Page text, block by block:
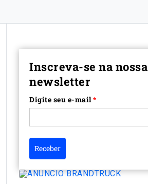
Inscreva-se na nossa
newsletter
Digite seu e-mail*
Receber